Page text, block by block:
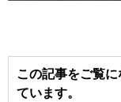
この記事をご覧
ています。